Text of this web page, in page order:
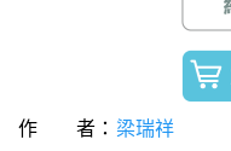
作 者： 梁瑞祥